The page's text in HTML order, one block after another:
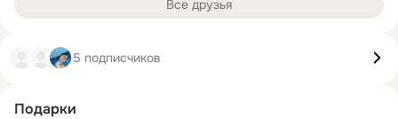
Все друзья
5 подписчиков
Подарки